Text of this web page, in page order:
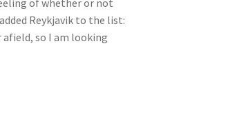
of whether or not
Reykjavik to the list:
so I am looking